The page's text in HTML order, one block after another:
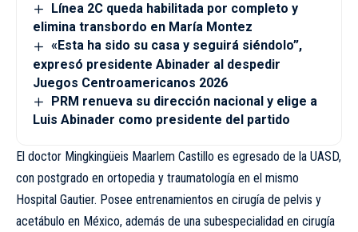
Línea 2C queda habilitada por completo y
elimina transbordo en María Montez
«Esta ha sido su casa y seguirá siéndolo”,
expresó presidente Abinader al despedir
Juegos Centroamericanos 2026
PRM renueva su dirección nacional y elige a
Luis Abinader como presidente del partido
El doctor Mingkingüeis Maarlem Castillo es egresado de la UASD,
con postgrado en ortopedia y traumatología en el mismo
Hospital Gautier. Posee entrenamientos en cirugía de pelvis y
acetábulo en México, además de una subespecialidad en cirugía